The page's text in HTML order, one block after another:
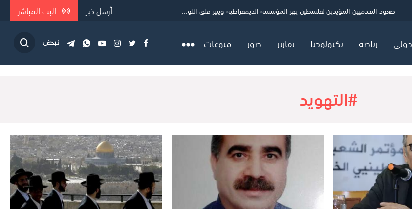
حماس: ننتظر ردًا رسميًا بشأن خارطة المرحلة الثانية
الصحة بغزة: شهيد و5 إصابات خلال 24 ساعة
صعود التقدميين المؤيدين لفلسطين يهز المؤسسة الديمقراطية ويثير قلق اللو... أرسل خبر البث المباشر
دولي رياضة تكنولوجيا تقارير صور منوعات
#التهويد